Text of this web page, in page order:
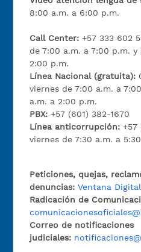
8:00 a.m. a 6:00 p.m.
Call Center:+57 333 602
de 7:00 a.m. a 7:00 p.m.
2:00 p.m.
Línea Nacional (gratuita):
viernes de 7:00 a.m. a
a.m. a 2:00 p.m.
PBX:+57 (601) 382-1670
Línea anticorrupción:+57
viernes de 7:30 a.m. a
Peticiones, quejas,
denuncias: Ventana Digital
Radicación de
Correo de notificaciones
judiciales: